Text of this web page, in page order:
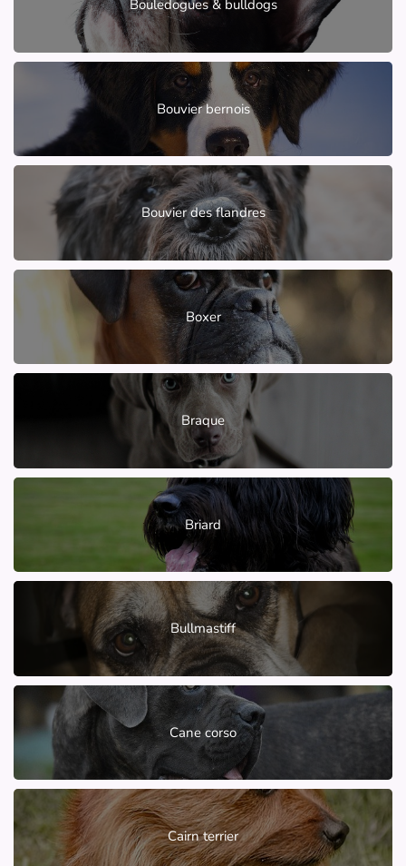
Bouledogues & bulldogs
Bouvier bernois
Bouvier des flandres
Boxer
Braque
Briard
Bullmastiff
Cane corso
Cairn terrier